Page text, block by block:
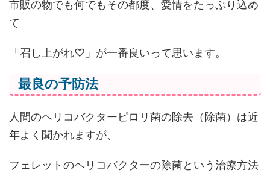
市販の物でも何でもその都度、愛情をたっぷり込め
て
「召し上がれ♡」が一番良いって思います。
最良の予防法
人間のヘリコバクターピロリ菌の除去（除菌）は近
年よく聞かれますが、
フェレットのヘリコバクターの除菌という治療方法